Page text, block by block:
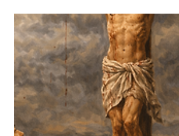
의 자리로 불러 주시고, 우리의 입술로 하나님을 예
감사합니다. 이 예배가 형식이 아니라 살아 계신 하나
은혜의 시간이 되게 하여 주옵소서. 주님, 종려나무
을 환영했던 무리들처럼 우리도 입술로는 주님을 찬
는 여전히 주님보다 세상의 기준을 따를 때가 많았음
는 쉽게 했지만..